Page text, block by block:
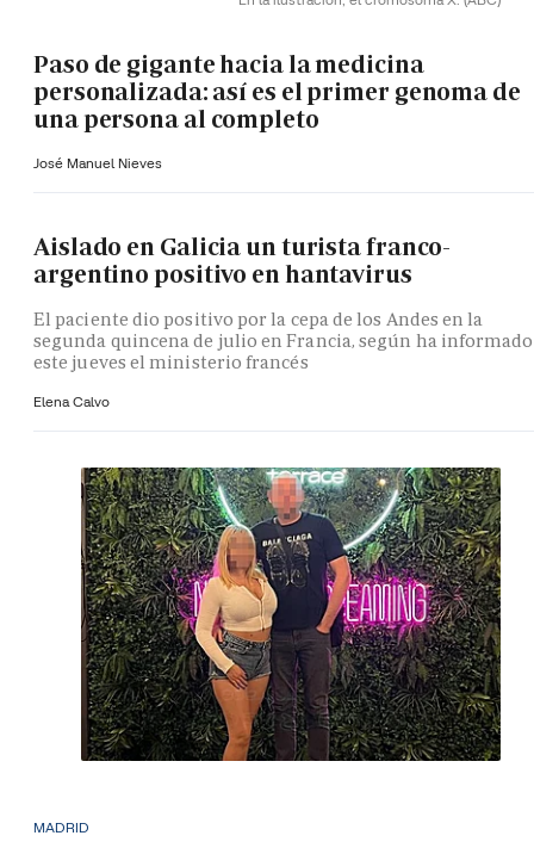
Paso de gigante hacia la medicina
personalizada: así es el primer genoma de
una persona al completo
José Manuel Nieves
Aislado en Galicia un turista franco-
argentino positivo en hantavirus
El paciente dio positivo por la cepa de los Andes en la
segunda quincena de julio en Francia, según ha informado
este jueves el ministerio francés
Elena Calvo
MADRID